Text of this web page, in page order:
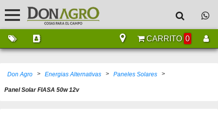
CARRITO 0
Don Agro > Energias Alternativas > Paneles Solares >
Panel Solar FIASA 50w 12v